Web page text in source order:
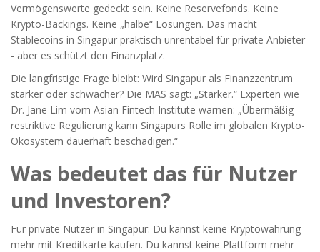
Vermögenswerte gedeckt sein. Keine Reservefonds. Keine
Krypto-Backings. Keine „halbe“ Lösungen. Das macht
Stablecoins in Singapur praktisch unrentabel für private Anbieter
- aber es schützt den Finanzplatz.
Die langfristige Frage bleibt: Wird Singapur als Finanzzentrum
stärker oder schwächer? Die MAS sagt: „Stärker.“ Experten wie
Dr. Jane Lim vom Asian Fintech Institute warnen: „Übermäßig
restriktive Regulierung kann Singapurs Rolle im globalen Krypto-
Ökosystem dauerhaft beschädigen.“
Was bedeutet das für Nutzer
und Investoren?
Für private Nutzer in Singapur: Du kannst keine Kryptowährung
mehr mit Kreditkarte kaufen. Du kannst keine Plattform mehr